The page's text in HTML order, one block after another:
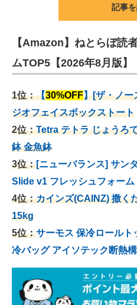
記事
【Amazon】ねとらぼ読
ムTOP5【2026年8月版】
1位：【30%OFF】[ザ・ノー
ジオフェイスボックストート
2位：Tetra テトラ じょうろ
鉢 金魚鉢
3位：[ニューバランス] サン
Slide v1 フレッシュフォー
4位：カインズ(CAINZ) 撒く
15kg
5位：サーモス 保冷ロールト
冷バッグ アイソテック断熱